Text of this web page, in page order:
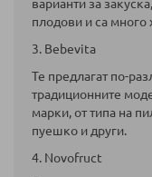
варианти за
плодови и са много
3. Bebevita
Те предлагат по-
традиционните
марки, от типа на
пуешко и други.
4. Novofruct